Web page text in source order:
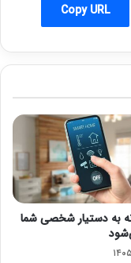
Copy URL
به دستیار شخصی شما
۱۴